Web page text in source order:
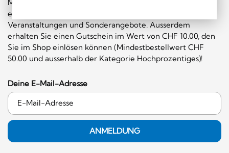
Melden Sie sich gleich für unseren Newsletter an und
erhalten Sie regelmäßig Informationen über
Veranstaltungen und Sonderangebote. Ausserdem
erhalten Sie einen Gutschein im Wert von CHF 10.00, den
Sie im Shop einlösen können (Mindestbestellwert CHF
50.00 und ausserhalb der Kategorie Hochprozentiges)!
Deine E-Mail-Adresse
ANMELDUNG